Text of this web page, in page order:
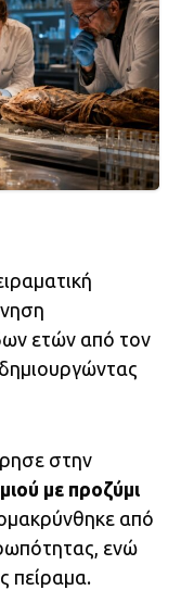
ετών από τον
στην
με προζύμι
από
ενώ
πείραμα.